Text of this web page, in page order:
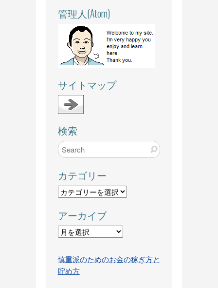
管理人(Atom)
サイトマップ
検索
カテゴリー
カ
ゴ
リ
ー
アーカイブ
ア
カ
イ
ブ
慎重派のためのお金の稼ぎ方と
貯め方